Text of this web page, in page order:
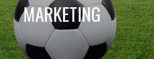
MARKETING
Publicidad, Habilidades y
en la elaboración de planes
sea grande o que apenas esté